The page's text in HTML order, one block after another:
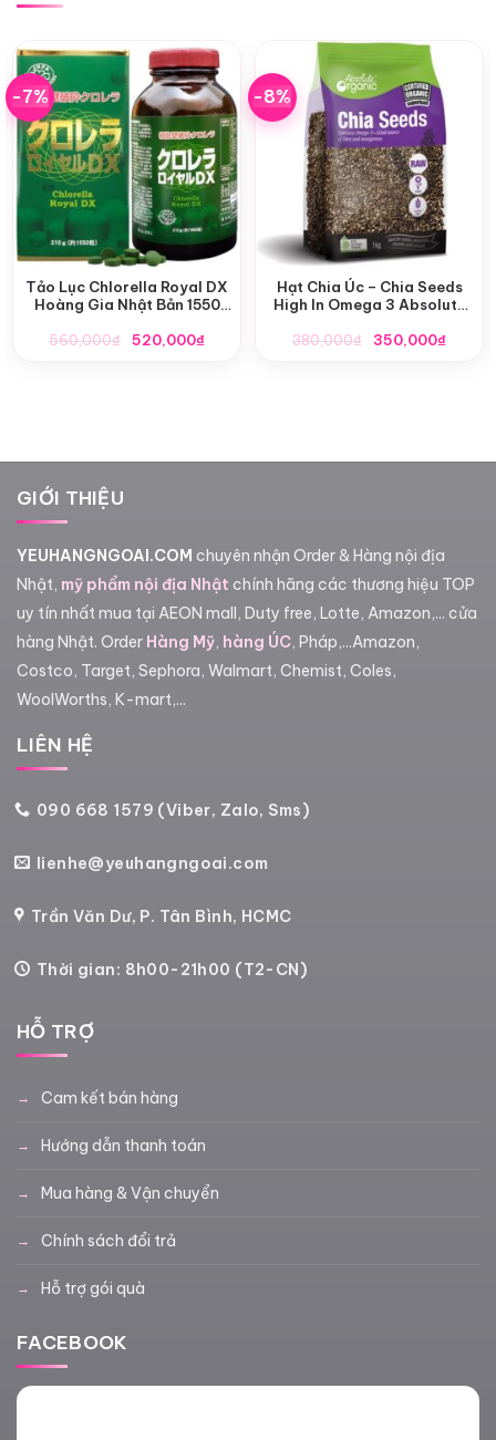
-7%
Tảo Lục Chlorella Royal DX
Hoàng Gia Nhật Bản 1550
560,000₫
Giá
520,000₫Giá
-8%
Hạt Chia Úc – Chia Seeds
High In Omega 3 Absolute
380,000₫
Giá
350,000₫Giá
GIỚI THIỆU
YEUHANGNGOAI.COM chuyên nhận Order & Hàng nội địa
Nhật, mỹ phẩm nội địa Nhật chính hãng các thương hiệu TOP
uy tín nhất mua tại AEON mall, Duty free, Lotte, Amazon,... cửa
hàng Nhật. Order Hàng Mỹ, hàng ÚC, Pháp,...Amazon,
Costco, Target, Sephora, Walmart, Chemist, Coles,
WoolWorths, K-mart,...
LIÊN HỆ
090 668 1579 (Viber, Zalo, Sms)
lienhe@yeuhangngoai.com
Trần Văn Dư, P. Tân Bình, HCMC
Thời gian: 8h00-21h00 (T2-CN)
HỖ TRỢ
Cam kết bán hàng
Hướng dẫn thanh toán
Mua hàng & Vận chuyển
Chính sách đổi trả
Hỗ trợ gói quà
FACEBOOK